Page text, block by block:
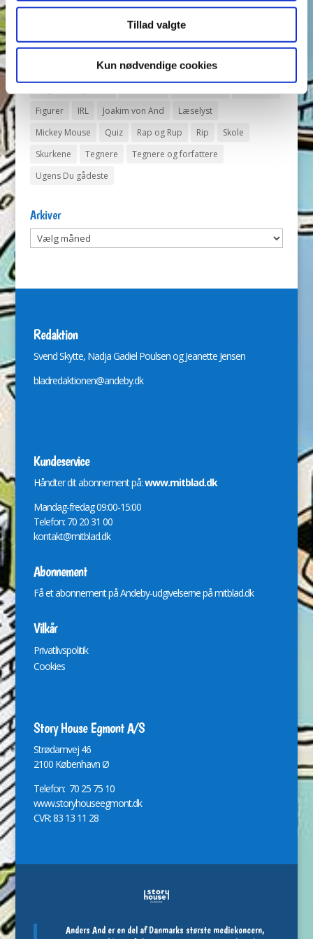
Tillad valgte
Kun nødvendige cookies
Andeby Andeby Posten Anders And
Anders And Co.
Bjørne-banden Bøger
Figurer
IRL Joakim von And
Læselyst
Mickey Mouse
Quiz Rap og Rup Rip
Skole
Skurkene
Tegnere
Tegnere og forfattere
Ugens Du gådeste
Arkiver
Arkiver
Redaktion
Svend Skytte, Nadja Gadiel Poulsen og Jeanette Jensen
bladredaktionen@andeby.dk
Kundeservice
Håndter dit abonnement på:www.mitblad.dk
Mandag-fredag 09:00-15:00
Telefon: 70 20 31 00
kontakt@mitblad.dk
Abonnement
Få et abonnement på Andeby-udgivelserne påmitblad.dk
Vilkår
Privatlivspolitik
Cookies
Story House Egmont A/S
Strødamvej 46
2100 København Ø
Telefon: 70 25 75 10
www.storyhouseegmont.dk
CVR: 83 13 11 28
Anders And er en del af Danmarks største mediekoncern,